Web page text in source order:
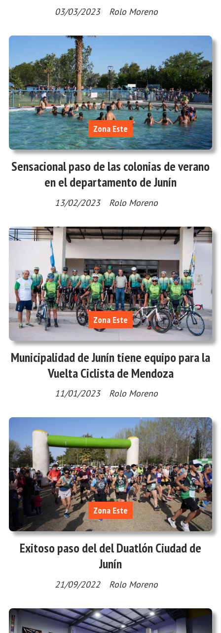
Rolo Moreno
03/03/2023
Sensacional paso de las colonias de verano
en el departamento de Junín
Rolo Moreno
Zona Este
13/02/2023
Municipalidad de Junín tiene equipo para la
Vuelta Ciclista de Mendoza
Rolo Moreno
Zona Este
11/01/2023
Exitoso paso del del Duatlón Ciudad de
Junín
Rolo Moreno
Zona Este
21/09/2022